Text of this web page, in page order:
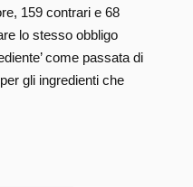
159 contrari e 68
lo stesso obbligo
come passata di
gli ingredienti che